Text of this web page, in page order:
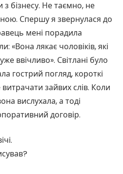
з бізнесу. Не таємно, не
Спершу я звернулася до
мені порадила
«Вона лякає чоловіків, які
ввічливо». Світлані було
гострий погляд, короткі
зайвих слів. Коли
вислухала, а тоді
договір.